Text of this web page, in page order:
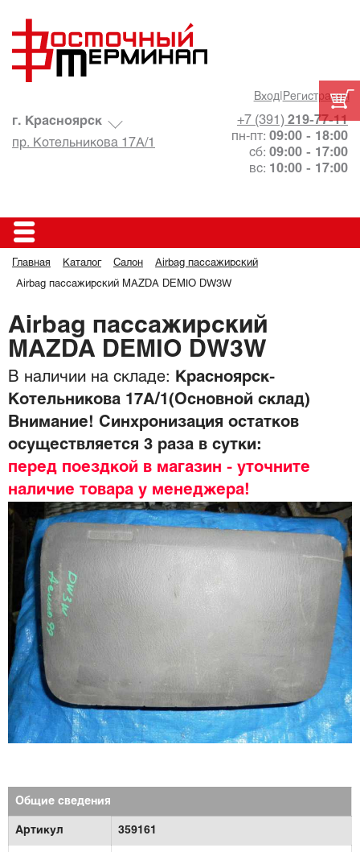
Вход| Регистрация
+7 (391) 219-77-11
пн-пт: 09:00 - 18:00
сб: 09:00 - 17:00
вс: 10:00 - 17:00
г. Красноярск
пр. Котельникова 17А/1
Главная Каталог Салон Airbag пассажирский
Airbag пассажирский MAZDA DEMIO DW3W
Airbag пассажирский
MAZDA DEMIO DW3W
В наличии на складе:
Красноярск-
Котельникова 17А/1(Основной склад)
Внимание! Синхронизация остатков
осуществляется 3 раза в сутки:
перед поездкой в магазин - уточните
наличие товара у менеджера!
Общие сведения
Артикул 359161